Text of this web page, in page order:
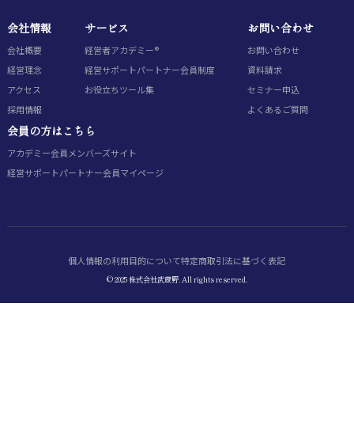
会社情報
会社概要
経営理念
アクセス
採用情報
サービス
経営者アカデミー®
経営サポートパートナー会員制度
お役立ちツール集
お問い合わせ
お問い合わせ
資料請求
セミナー申込
よくあるご質問
会員の方はこちら
アカデミー会員 メンバーズサイト
経営サポートパートナー会員マイページ
個人情報の利用目的について特定商取引法に基づく表記
© 2025 株式会社武蔵野. All rights reserved.